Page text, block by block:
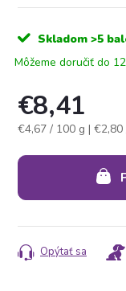
Skladom >5
€8,41
Jednotková
€4,67 / 100 g | €2,80
Opýtať sa